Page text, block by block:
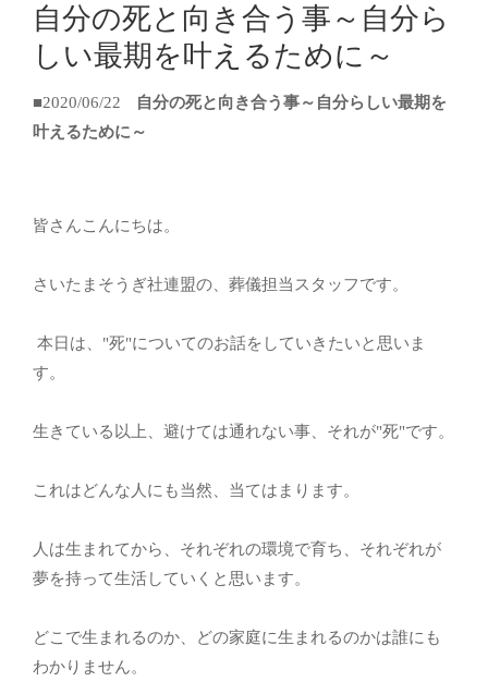
自分の死と向き合う事～自分ら
しい最期を叶えるために～
■2020/06/22
自分の死と向き合う事～自分らしい最期を
叶えるために～
皆さんこんにちは。
さいたまそうぎ社連盟の、葬儀担当スタッフです。
本日は、"死"についてのお話をしていきたいと思いま
す。
生きている以上、避けては通れない事、それが"死"です。
これはどんな人にも当然、当てはまります。
人は生まれてから、それぞれの環境で育ち、それぞれが
夢を持って生活していくと思います。
どこで生まれるのか、どの家庭に生まれるのかは誰にも
わかりません。